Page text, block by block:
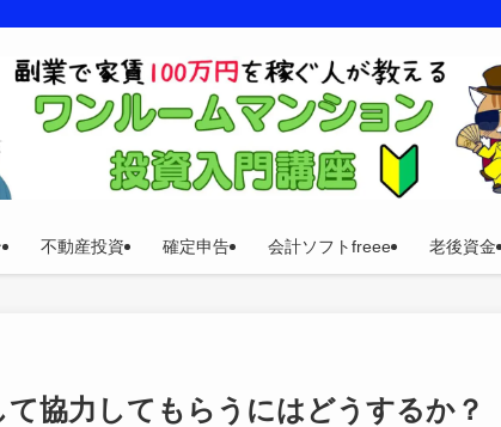
不動産投資 確定申告 会計ソフトfreee 老後資金
協力してもらうにはどうするか？